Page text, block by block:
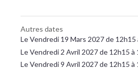
Autres dates
Le Vendredi 19 Mars 2027 de 12h15
Le Vendredi 2 Avril 2027 de 12h15 à
Le Vendredi 9 Avril 2027 de 12h15 à